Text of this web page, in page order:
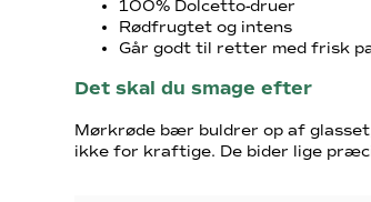
100% Dolcetto-druer
Rødfrugtet og intens
Går godt til retter med frisk
Det skal du smage efter
Mørkrøde bær buldrer op af
ikke for kraftige. De bider lige